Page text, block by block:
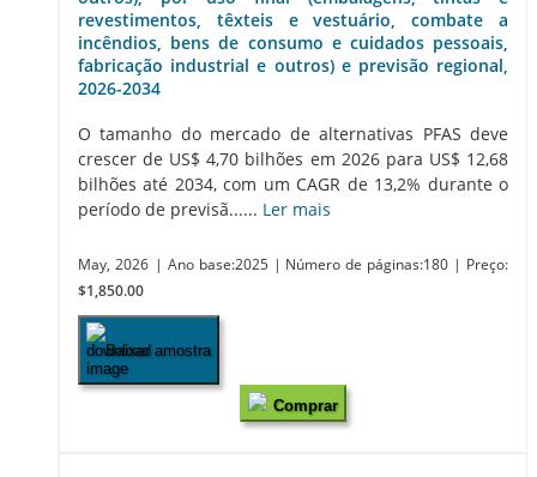
revestimentos, têxteis e vestuário, combate a
incêndios, bens de consumo e cuidados pessoais,
fabricação industrial e outros) e previsão regional,
2026-2034
O tamanho do mercado de alternativas PFAS deve
crescer de US$ 4,70 bilhões em 2026 para US$ 12,68
bilhões até 2034, com um CAGR de 13,2% durante o
período de previsã...... Ler mais
May, 2026 | Ano base:2025 | Número de páginas:180 | Preço:
$1,850.00
Baixar amostra
Comprar